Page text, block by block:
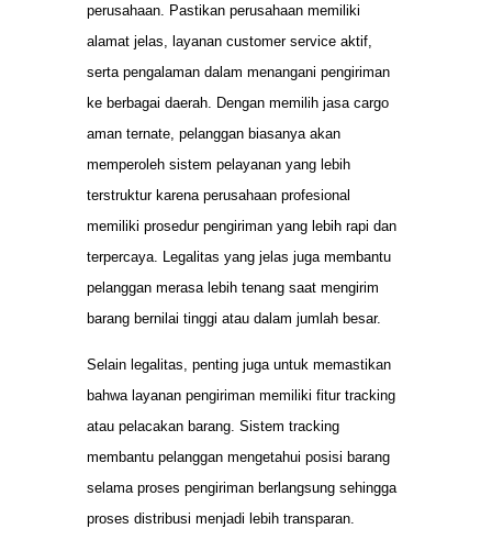
perusahaan. Pastikan perusahaan memiliki
alamat jelas, layanan customer service aktif,
serta pengalaman dalam menangani pengiriman
ke berbagai daerah. Dengan memilih jasa cargo
aman ternate, pelanggan biasanya akan
memperoleh sistem pelayanan yang lebih
terstruktur karena perusahaan profesional
memiliki prosedur pengiriman yang lebih rapi dan
terpercaya. Legalitas yang jelas juga membantu
pelanggan merasa lebih tenang saat mengirim
barang bernilai tinggi atau dalam jumlah besar.
Selain legalitas, penting juga untuk memastikan
bahwa layanan pengiriman memiliki fitur tracking
atau pelacakan barang. Sistem tracking
membantu pelanggan mengetahui posisi barang
selama proses pengiriman berlangsung sehingga
proses distribusi menjadi lebih transparan.